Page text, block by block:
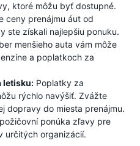
ktoré môžu byť dostupné.
ceny prenájmu áut od
ste získali najlepšiu ponuku.
menšieho auta vám môže
a poplatkoch za
letisku: Poplatky za
rýchlo navýšiť. Zvážte
dopravy do miesta prenájmu.
ponúka zľavy pre
určitých organizácií.